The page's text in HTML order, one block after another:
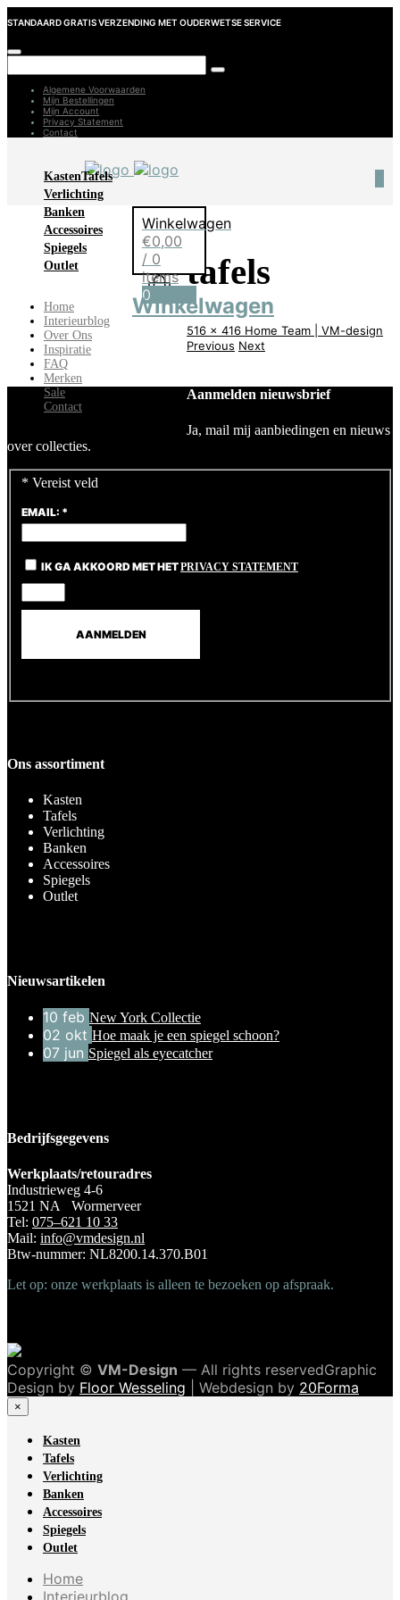
STANDAARD GRATIS VERZENDING MET OUDERWETSE SERVICE
Algemene Voorwaarden
Mijn Bestellingen
Mijn Account
Privacy Statement
Contact
KastenTafels
Verlichting
Banken
Accessoires
Spiegels
Outlet
Home
Interieurblog
Over Ons
Inspiratie
FAQ
Merken
Sale
Contact
Winkelwagen
€0,00
/ 0
items
0
Winkelwagen
tafels
516 x 416 Home Team | VM-design
Previous Next
Aanmelden nieuwsbrief
Ja, mail mij aanbiedingen en nieuws
over collecties.
* Vereist veld
EMAIL: *
IK GA AKKOORD MET HETPRIVACY STATEMENT
Ons assortiment
Kasten
Tafels
Verlichting
Banken
Accessoires
Spiegels
Outlet
Nieuwsartikelen
10 feb New York Collectie
02 okt Hoe maak je een spiegel schoon?
07 jun Spiegel als eyecatcher
Bedrijfsgegevens
Werkplaats/retouradres
Industrieweg 4-6
1521 NA Wormerveer
Tel: 075–621 10 33
Mail: info@vmdesign.nl
Btw-nummer: NL8200.14.370.B01
Let op: onze werkplaats is alleen te bezoeken op afspraak.
Copyright © VM-Design — All rights reservedGraphic
Design by Floor Wesseling | Webdesign by 20Forma
×
Kasten
Tafels
Verlichting
Banken
Accessoires
Spiegels
Outlet
Home
Interieurblog